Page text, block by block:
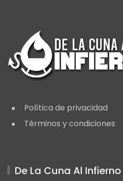
Política de privacidad
Términos y condiciones
De La Cuna Al Infierno